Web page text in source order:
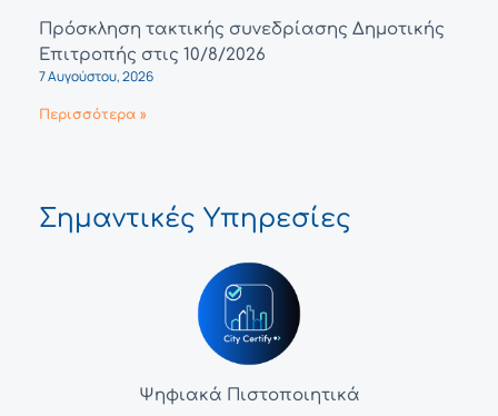
Πρόσκληση τακτικής συνεδρίασης Δημοτικής
Επιτροπής στις 10/8/2026
7 Αυγούστου, 2026
Περισσότερα »
Σημαντικές Υπηρεσίες
Ψηφιακά Πιστοποιητικά